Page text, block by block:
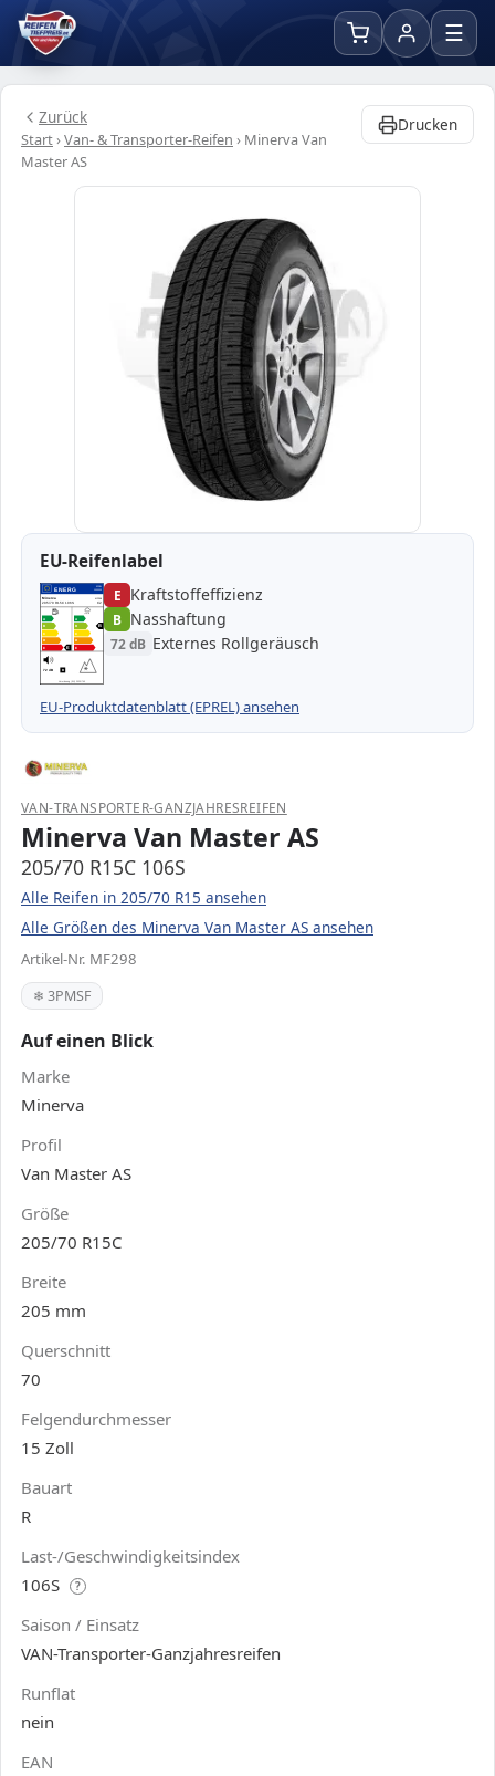
☰
Zurück
Start›Van- & Transporter-Reifen › Minerva Van
Master AS
Drucken
EU-Reifenlabel
ENERG 1000000
Minerva MF298
205/70 R15C 106S C2
A
B
C
D
E
E
A
B
B
C
D
E
72 dB B
Verordnung (EU) 2020/740
E Kraftstoffeffizienz
B Nasshaftung
72 dB Externes Rollgeräusch
EU-Produktdatenblatt (EPREL) ansehen
VAN-TRANSPORTER-GANZJAHRESREIFEN
Minerva Van Master AS
205/70 R15C 106S
Alle Reifen in 205/70 R15 ansehen
Alle Größen des Minerva Van Master AS ansehen
Artikel-Nr. MF298
❄ 3PMSF
Auf einen Blick
Marke
Minerva
Profil
Van Master AS
Größe
205/70 R15C
Breite
205 mm
Querschnitt
70
Felgendurchmesser
15 Zoll
Bauart
R
Last-/Geschwindigkeitsindex
106S
?
Saison / Einsatz
VAN-Transporter-Ganzjahresreifen
Runflat
nein
EAN